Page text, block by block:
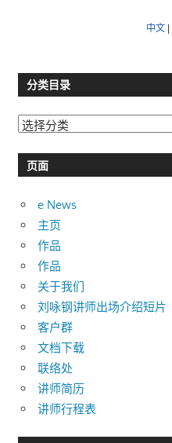
中文 |
分类目录
分
目页面
e News
主页
作品
作品
关于我们
刘咏钢讲师出场介绍短片
客户群
文档下载
联络处
讲师简历
讲师行程表